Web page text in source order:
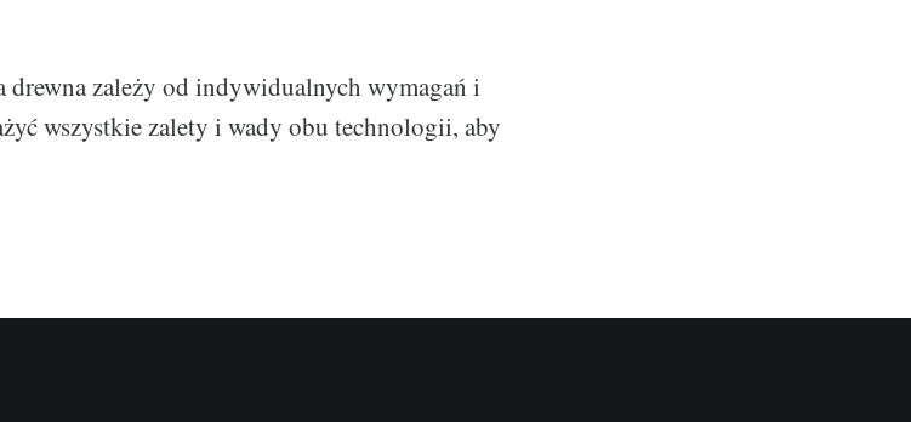
zależy od indywidualnych wymagań i
wszystkie zalety i wady obu technologii, aby